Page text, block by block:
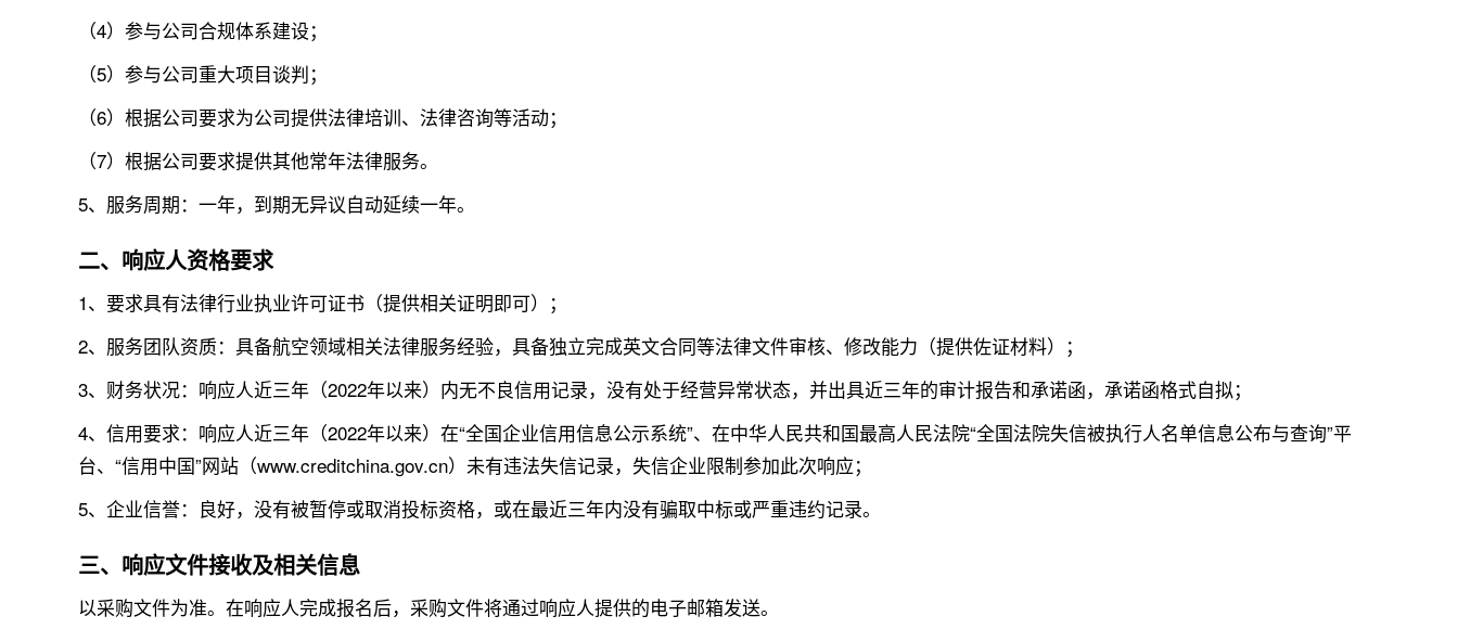
（4）参与公司合规体系建设；
（5）参与公司重大项目谈判；
（6）根据公司要求为公司提供法律培训、法律咨询等活动；
（7）根据公司要求提供其他常年法律服务。
5、服务周期：一年，到期无异议自动延续一年。
二、响应人资格要求
1、要求具有法律行业执业许可证书（提供相关证明即可）；
2、服务团队资质：具备航空领域相关法律服务经验，具备独立完成英文合同等法律文件审核、修改能力（提供佐证材料）；
3、财务状况：响应人近三年（2022年以来）内无不良信用记录，没有处于经营异常状态，并出具近三年的审计报告和承诺函，承诺函格式自拟；
4、信用要求：响应人近三年（2022年以来）在“全国企业信用信息公示系统”、在中华人民共和国最高人民法院“全国法院失信被执行人名单信息公布与查询”平
台、“信用中国”网站（www.creditchina.gov.cn）未有违法失信记录，失信企业限制参加此次响应；
5、企业信誉：良好，没有被暂停或取消投标资格，或在最近三年内没有骗取中标或严重违约记录。
三、响应文件接收及相关信息
以采购文件为准。在响应人完成报名后，采购文件将通过响应人提供的电子邮箱发送。